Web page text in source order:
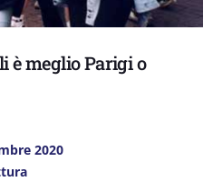
è meglio Parigi o
2020